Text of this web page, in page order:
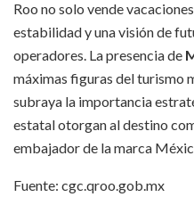
Roo no solo vende
estabilidad y una visión de
operadores. La presencia de
máximas figuras del turismo
subraya la importancia
estatal otorgan al destino
embajador de la marca
Fuente: cgc.qroo.gob.mx